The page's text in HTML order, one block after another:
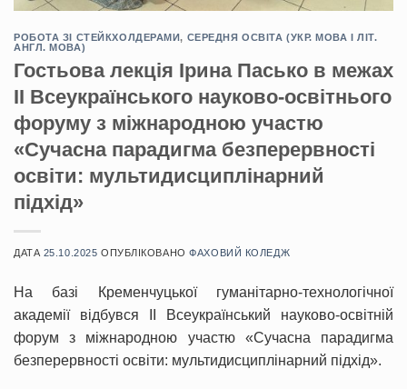
РОБОТА ЗІ СТЕЙКХОЛДЕРАМИ, СЕРЕДНЯ ОСВІТА (УКР. МОВА І ЛІТ.
АНГЛ. МОВА)
Гостьова лекція Ірина Пасько в межах
ІІ Всеукраїнського науково-освітнього
форуму з міжнародною участю
«Сучасна парадигма безперервності
освіти: мультидисциплінарний
підхід»
ДАТА 25.10.2025 ОПУБЛІКОВАНОФАХОВИЙ КОЛЕДЖ
На базі Кременчуцької гуманітарно-технологічної
академії відбувся ІІ Всеукраїнський науково-освітній
форум з міжнародною участю «Сучасна парадигма
безперервності освіти: мультидисциплінарний підхід».